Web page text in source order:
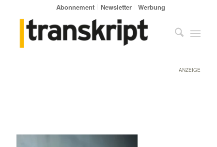
Abonnement Newsletter Werbung
ANZEIGE